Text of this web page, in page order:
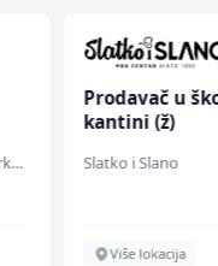
Embers Call Center & Marketing
Prodavač u
kantini (ž)
Slatko i Slano
Više lokacija